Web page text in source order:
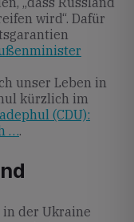
wird“. Dafür
unser Leben in
kürzlich im
(CDU):
….
der Ukraine